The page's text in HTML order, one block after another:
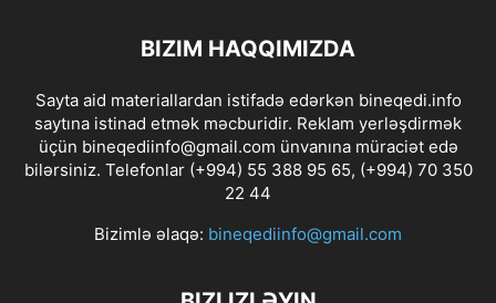
BIZIM HAQQIMIZDA
Sayta aid materiallardan istifadə edərkən bineqedi.info
saytına istinad etmək məcburidir. Reklam yerləşdirmək
üçün bineqediinfo@gmail.com ünvanına müraciət edə
bilərsiniz. Telefonlar (+994) 55 388 95 65, (+994) 70 350
22 44
Bizimlə əlaqə: bineqediinfo@gmail.com